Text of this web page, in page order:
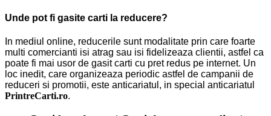
Unde pot fi gasite carti la reducere?
In mediul online, reducerile sunt modalitate prin care foarte
multi comercianti isi atrag sau isi fidelizeaza clientii, astfel ca
poate fi mai usor de gasit carti cu pret redus pe internet. Un
loc inedit, care organizeaza periodic astfel de campanii de
reduceri si promotii, este anticariatul, in special anticariatul
PrintreCarti.ro.